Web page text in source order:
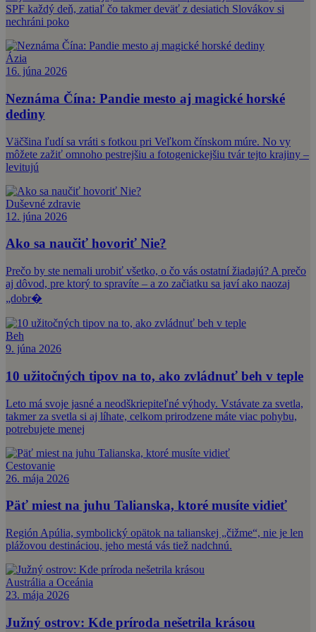
SPF každý deň, zatiaľ čo takmer deväť z desiatich Slovákov si
nechráni poko
Ázia
16. júna 2026
Neznáma Čína: Pandie mesto aj magické horské
dediny
Väčšina ľudí sa vráti s fotkou pri Veľkom čínskom múre. No vy
môžete zažiť omnoho pestrejšiu a fotogenickejšiu tvár tejto krajiny –
levitujú
Duševné zdravie
12. júna 2026
Ako sa naučiť hovoriť Nie?
Prečo by ste nemali urobiť všetko, o čo vás ostatní žiadajú? A prečo
aj dôvod, pre ktorý to spravíte – a zo začiatku sa javí ako naozaj
„dobr�
Beh
9. júna 2026
10 užitočných tipov na to, ako zvládnuť beh v teple
Leto má svoje jasné a neodškriepiteľné výhody. Vstávate za svetla,
takmer za svetla si aj líhate, celkom prirodzene máte viac pohybu,
potrebujete menej
Cestovanie
26. mája 2026
Päť miest na juhu Talianska, ktoré musíte vidieť
Región Apúlia, symbolický opätok na talianskej „čižme“, nie je len
plážovou destináciou, jeho mestá vás tiež nadchnú.
Austrália a Oceánia
23. mája 2026
Južný ostrov: Kde príroda nešetrila krásou